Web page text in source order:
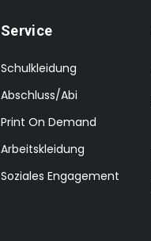
Service
Schulkleidung
Abschluss/Abi
Print On Demand
Arbeitskleidung
Soziales Engagement